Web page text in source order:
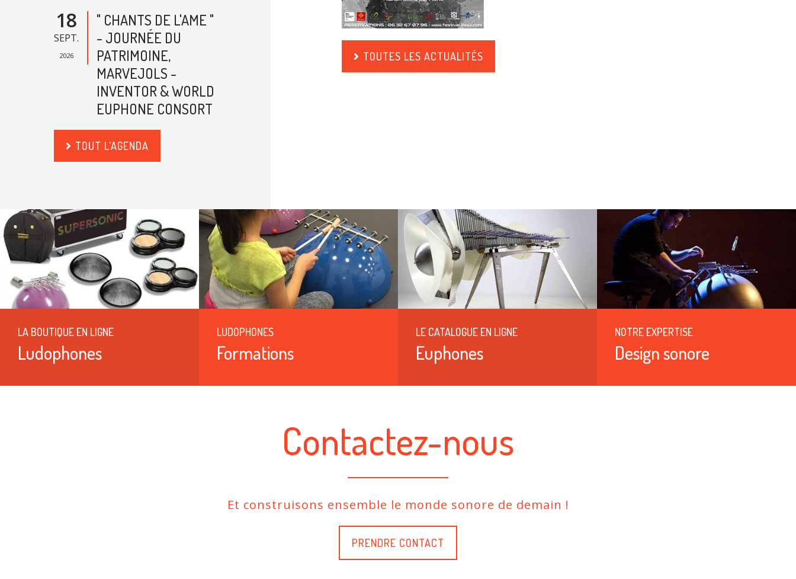
TOUTES LES ACTUALITÉS
18
SEPT.
2026
" CHANTS DE L'AME "
- JOURNÉE DU
PATRIMOINE,
MARVEJOLS -
INVENTOR & WORLD
EUPHONE CONSORT
TOUT L'AGENDA
LA BOUTIQUE EN LIGNE
Ludophones
LUDOPHONES
Formations
LE CATALOGUE EN LIGNE
Euphones
NOTRE EXPERTISE
Design sonore
Contactez-nous
Et construisons ensemble le monde sonore de demain !
PRENDRE CONTACT